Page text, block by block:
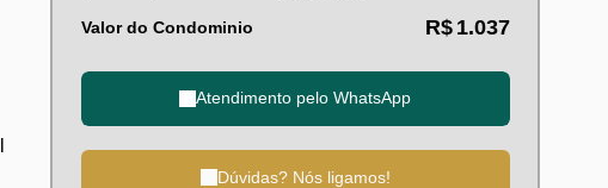
Valor do Condominio R$ 1.037
Atendimento pelo WhatsApp
Dúvidas? Nós ligamos!